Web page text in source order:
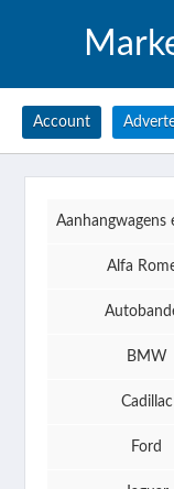
Account
Aanhangwagens
Alfa
BMW
Cadillac
Ford